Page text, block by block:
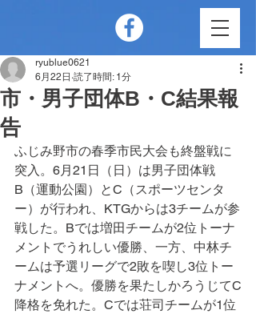
市・男子団体B・C結果報
告
ryublue0621
6月22日 読了時間: 1分
ふじみ野市の春季市民大会も終盤戦に
突入。6月21日（日）は男子団体戦
B（運動公園）とC（スポーツセンタ
ー）が行われ、KTGからは3チームが参
戦した。Bでは増田チームが2位トーナ
メントでうれしい優勝、一方、中林チ
ームは予選リーグで2敗を喫し3位トー
ナメントへ。優勝を果たしかろうじてC
降格を免れた。Cでは荘司チームが1位